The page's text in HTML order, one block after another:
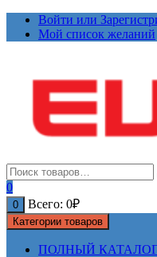
ПерейтиВойти или
Мой список желаний
0
0 Всего: 0₽
Категории товаров
ПОЛНЫЙ КАТАЛОГ